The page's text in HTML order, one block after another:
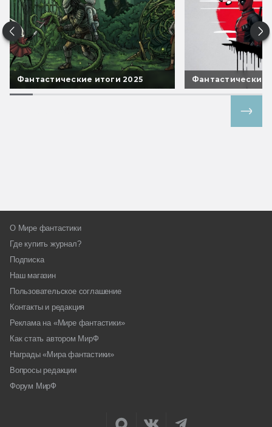
Фантастические итоги 2025 Фантастические
О Мире фантастики
Где купить журнал?
Подписка
Наш магазин
Пользовательское соглашение
Контакты и редакция
Реклама на «Мире фантастики»
Как стать автором МирФ
Награды «Мира фантастики»
Вопросы редакции
Форум МирФ